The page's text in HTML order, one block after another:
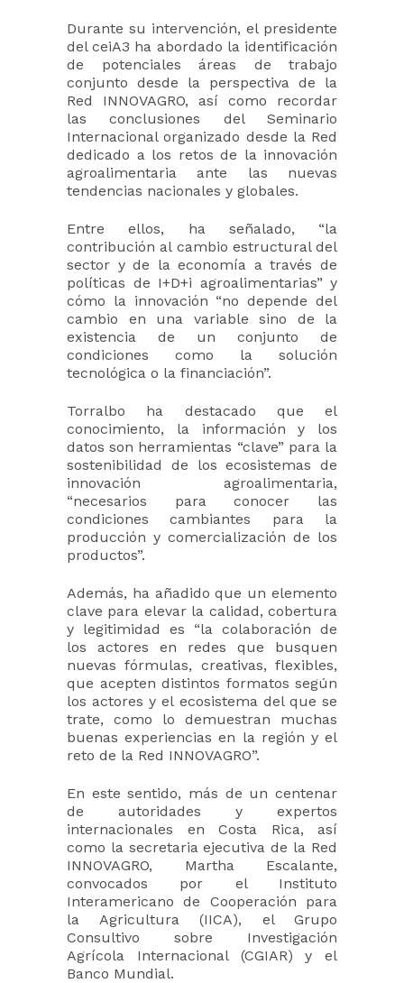
Durante su intervención, el presidente
del ceiA3 ha abordado la identificación
de potenciales áreas de trabajo
conjunto desde la perspectiva de la
Red INNOVAGRO, así como recordar
las conclusiones del Seminario
Internacional organizado desde la Red
dedicado a los retos de la innovación
agroalimentaria ante las nuevas
tendencias nacionales y globales.
Entre ellos, ha señalado, “la
contribución al cambio estructural del
sector y de la economía a través de
políticas de I+D+i agroalimentarias” y
cómo la innovación “no depende del
cambio en una variable sino de la
existencia de un conjunto de
condiciones como la solución
tecnológica o la financiación”.
Torralbo ha destacado que el
conocimiento, la información y los
datos son herramientas “clave” para la
sostenibilidad de los ecosistemas de
innovación agroalimentaria,
“necesarios para conocer las
condiciones cambiantes para la
producción y comercialización de los
productos”.
Además, ha añadido que un elemento
clave para elevar la calidad, cobertura
y legitimidad es “la colaboración de
los actores en redes que busquen
nuevas fórmulas, creativas, flexibles,
que acepten distintos formatos según
los actores y el ecosistema del que se
trate, como lo demuestran muchas
buenas experiencias en la región y el
reto de la Red INNOVAGRO”.
En este sentido, más de un centenar
de autoridades y expertos
internacionales en Costa Rica, así
como la secretaria ejecutiva de la Red
INNOVAGRO, Martha Escalante,
convocados por el Instituto
Interamericano de Cooperación para
la Agricultura (IICA), el Grupo
Consultivo sobre Investigación
Agrícola Internacional (CGIAR) y el
Banco Mundial.